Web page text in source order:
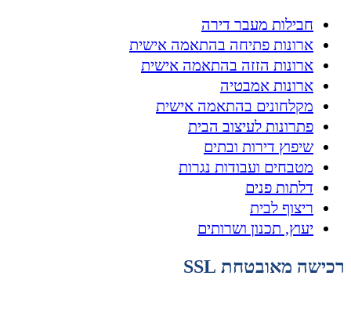
חבילות מעבר דירה
ארונות פתיחה בהתאמה אישית
ארונות הזזה בהתאמה אישית
ארונות אמבטיה
מקלחונים בהתאמה אישית
פתרונות לעיצוב הבית
שיפוץ דירות ובתים
מטבחים ועבודות נגרות
דלתות פנים
ריצוף לבית
יעוץ, תכנון ושרותים
רכישה מאובטחת SSL